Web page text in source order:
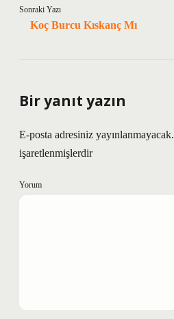
Sonraki Yazı
Koç Burcu Kıskanç Mı
Bir yanıt yazın
E-posta adresiniz yayınlanmayacak.
işaretlenmişlerdir
Yorum